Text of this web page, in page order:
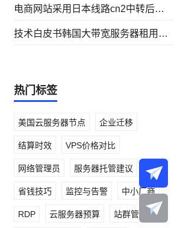
电商网站采用日本线路cn2中转后的
技术白皮书韩国大带宽服务器租用架
热门标签
美国云服务器节点 企业迁移
结算时效 VPS价格对比
网络管理员 服务器托管建议
省钱技巧 监控与告警 中小厂商
RDP 云服务器预算 站群管理